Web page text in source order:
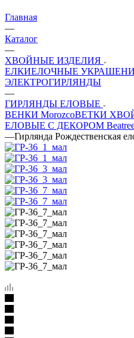
Главная
—
Каталог
—
ХВОЙНЫЕ ИЗДЕЛИЯ
ЕЛКИЕЛОЧНЫЕ
ЭЛЕКТРОГИРЛЯНДЫ
—
ГИРЛЯНДЫ ЕЛОВЫЕ
ВЕНКИ MorozcoВЕТКИ
ЕЛОВЫЕ С ДЕКОРОМ
—Гирлянда Рождественская